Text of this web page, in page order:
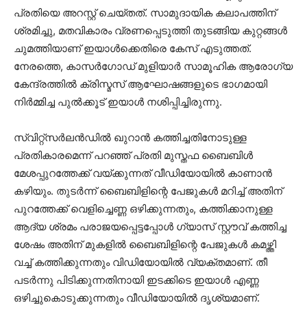
പ്രതിയെ അറസ്റ്റ് ചെയ്തത്. സാമുദായിക കലാപത്തിന്
ശ്രമിച്ചു, മതവികാരം വ്രണപ്പെടുത്തി തുടങ്ങിയ കുറ്റങ്ങള്‍
ചുമത്തിയാണ് ഇയാള്‍ക്കെതിരെ കേസ് എടുത്തത്.
നേരത്തെ, കാസര്‍ഗോഡ് മുളിയാര്‍ സാമൂഹിക ആരോഗ്യ
കേന്ദ്രത്തില്‍ ക്രിസ്മസ് ആഘോഷങ്ങളുടെ ഭാഗമായി
നിര്‍മ്മിച്ച പുല്‍ക്കൂട് ഇയാള്‍ നശിപ്പിച്ചിരുന്നു.
സ്വിറ്റ്‌സര്‍ലന്‍ഡില്‍ ഖുറാന്‍ കത്തിച്ചതിനോടുള്ള
പ്രതികാരമെന്ന് പറഞ്ഞ് പ്രതി മുസ്തഫ ബൈബിള്‍
മേശപ്പുറത്തേക്ക് വയ്ക്കുന്നത് വീഡിയോയില്‍ കാണാൻ
കഴിയും. തുടര്‍ന്ന് ബൈബിളിന്റെ പേജുകള്‍ മറിച്ച് അതിന്
പുറത്തേക്ക് വെളിച്ചെണ്ണ ഒഴിക്കുന്നതും, കത്തിക്കാനുള്ള
ആദ്യ ശ്രമം പരാജയപ്പെട്ടപ്പോള്‍ ഗ്യാസ് സ്റ്റൗവ് കത്തിച്ച
ശേഷം അതിന് മുകളില്‍ ബൈബിളിന്റെ പേജുകള്‍ കമഴ്ത്തി
വച്ച് കത്തിക്കുന്നതും വിഡിയോയിൽ വ്യക്തമാണ്. തീ
പടര്‍ന്നു പിടിക്കുന്നതിനായി ഇടക്കിടെ ഇയാള്‍ എണ്ണ
ഒഴിച്ചുകൊടുക്കുന്നതും വീഡിയോയില്‍ ദൃശ്യമാണ്.